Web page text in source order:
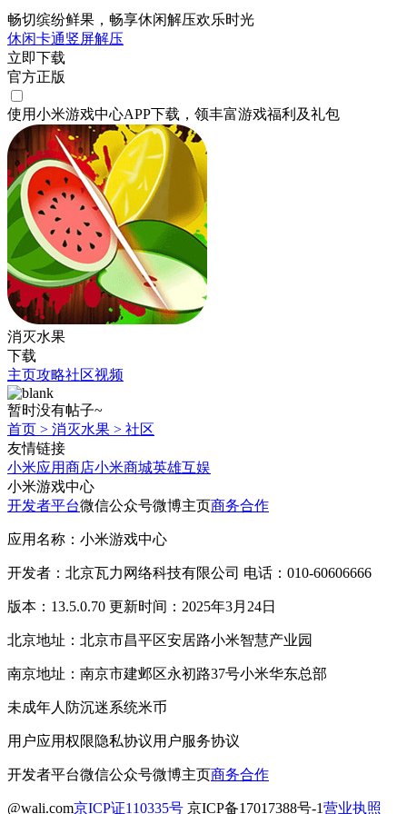
畅切缤纷鲜果，畅享休闲解压欢乐时光
休闲卡通竖屏解压
立即下载
官方正版
使用小米游戏中心APP下载 ，领丰富游戏福利 及礼包
消灭水果
下载
主页攻略社区视频
暂时没有帖子~
首页 > 消灭水果 > 社区
友情链接
小米应用商店小米商城英雄互娱
小米游戏中心
开发者平台微信公众号微博主页商务合作
应用名称：小米游戏中心
开发者：北京瓦力网络科技有限公司 电话：010-60606666
版本：13.5.0.70 更新时间：2025年3月24日
北京地址：北京市昌平区安居路小米智慧产业园
南京地址：南京市建邺区永初路37号小米华东总部
未成年人防沉迷系统米币
用户应用权限隐私协议用户服务协议
开发者平台微信公众号微博主页商务合作
@wali.com京ICP证110335号 京ICP备17017388号-1营业执照